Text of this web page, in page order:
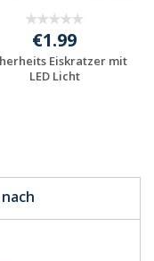
€1.99
Eiskratzer mit
LED Licht